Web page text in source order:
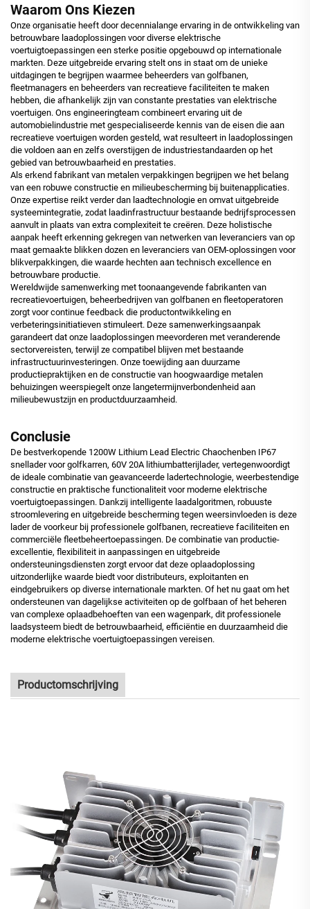
Waarom Ons Kiezen
Onze organisatie heeft door decennialange ervaring in de ontwikkeling van
betrouwbare laadoplossingen voor diverse elektrische
voertuigtoepassingen een sterke positie opgebouwd op internationale
markten. Deze uitgebreide ervaring stelt ons in staat om de unieke
uitdagingen te begrijpen waarmee beheerders van golfbanen,
fleetmanagers en beheerders van recreatieve faciliteiten te maken
hebben, die afhankelijk zijn van constante prestaties van elektrische
voertuigen. Ons engineeringteam combineert ervaring uit de
automobielindustrie met gespecialiseerde kennis van de eisen die aan
recreatieve voertuigen worden gesteld, wat resulteert in laadoplossingen
die voldoen aan en zelfs overstijgen de industriestandaarden op het
gebied van betrouwbaarheid en prestaties.
Als erkend fabrikant van metalen verpakkingen begrijpen we het belang
van een robuwe constructie en milieubescherming bij buitenapplicaties.
Onze expertise reikt verder dan laadtechnologie en omvat uitgebreide
systeemintegratie, zodat laadinfrastructuur bestaande bedrijfsprocessen
aanvult in plaats van extra complexiteit te creëren. Deze holistische
aanpak heeft erkenning gekregen van netwerken van leveranciers van op
maat gemaakte blikken dozen en leveranciers van OEM-oplossingen voor
blikverpakkingen, die waarde hechten aan technisch excellence en
betrouwbare productie.
Wereldwijde samenwerking met toonaangevende fabrikanten van
recreatievoertuigen, beheerbedrijven van golfbanen en fleetoperatoren
zorgt voor continue feedback die productontwikkeling en
verbeteringsinitiatieven stimuleert. Deze samenwerkingsaanpak
garandeert dat onze laadoplossingen meevorderen met veranderende
sectorvereisten, terwijl ze compatibel blijven met bestaande
infrastructuurinvesteringen. Onze toewijding aan duurzame
productiepraktijken en de constructie van hoogwaardige metalen
behuizingen weerspiegelt onze langetermijnverbondenheid aan
milieubewustzijn en productduurzaamheid.
Conclusie
De bestverkopende 1200W Lithium Lead Electric Chaochenben IP67
snellader voor golfkarren, 60V 20A lithiumbatterijlader, vertegenwoordigt
de ideale combinatie van geavanceerde ladertechnologie, weerbestendige
constructie en praktische functionaliteit voor moderne elektrische
voertuigtoepassingen. Dankzij intelligente laadalgoritmen, robuuste
stroomlevering en uitgebreide bescherming tegen weersinvloeden is deze
lader de voorkeur bij professionele golfbanen, recreatieve faciliteiten en
commerciële fleetbeheertoepassingen. De combinatie van productie-
excellentie, flexibiliteit in aanpassingen en uitgebreide
ondersteuningsdiensten zorgt ervoor dat deze oplaadoplossing
uitzonderlijke waarde biedt voor distributeurs, exploitanten en
eindgebruikers op diverse internationale markten. Of het nu gaat om het
ondersteunen van dagelijkse activiteiten op de golfbaan of het beheren
van complexe oplaadbehoeften van een wagenpark, dit professionele
laadsysteem biedt de betrouwbaarheid, efficiëntie en duurzaamheid die
moderne elektrische voertuigtoepassingen vereisen.
Productomschrijving